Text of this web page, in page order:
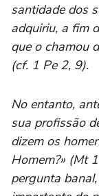
santidade dos
adquiriu, a fim
que o chamou
(cf. 1 Pe 2, 9).
No entanto,
sua profissão
dizem os
Homem?» (Mt
pergunta